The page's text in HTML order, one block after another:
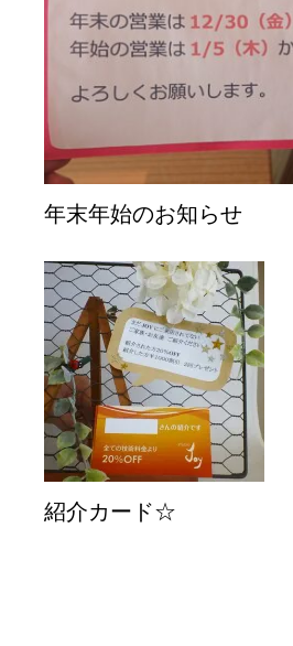
年末年始のお知らせ
紹介カード☆